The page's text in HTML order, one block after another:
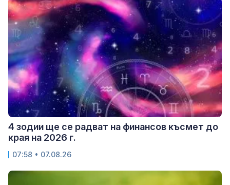
4 зодии ще се радват на финансов късмет до
края на 2026 г.
07:58 • 07.08.26